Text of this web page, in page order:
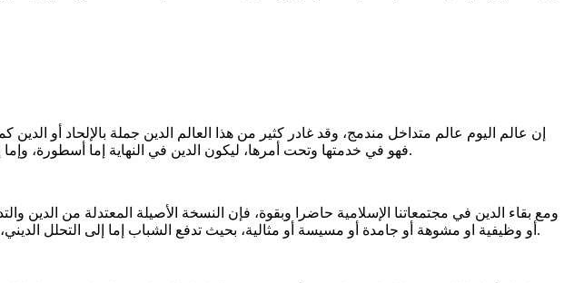
إن عالم اليوم عالم متداخل مندمج، وقد غادر كثير من هذا العالم الدين جملة بالإلحاد أو
فهو في خدمتها وتحت أمرها، ليكون الدين في النهاية إما أسطورة، وإما إطار مقيد، وإما منظومة عائقة عن التقدم، ويساعد على ذلك نزعة النفس الإنسانية للتحرر، لنيل شهواتها ومتعها.
ومع بقاء الدين في مجتمعاتنا الإسلامية حاضرا وبقوة، فإن النسخة الأصيلة المعتدلة من
أو وظيفية او مشوهة أو جامدة أو مسيسة أو مثالية، بحيث تدفع الشباب إما إلى التحلل الديني، أو إلى اعتناق نسخة سيئة منه لم يجد غيرها، أو وجد النسخة الصحيحة لكنه خالفها واعتنق ما يوافق نزعته وهواه.